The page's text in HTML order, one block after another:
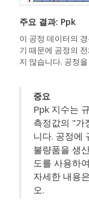
주요 결과: Ppk
이 공정 데이터의
기 때문에 공정의
지 않습니다. 공정
중요
Ppk 지수는
측정값의 "가
니다. 공정에
불량품을 생
도를 사용하
자세한 내용은
오.